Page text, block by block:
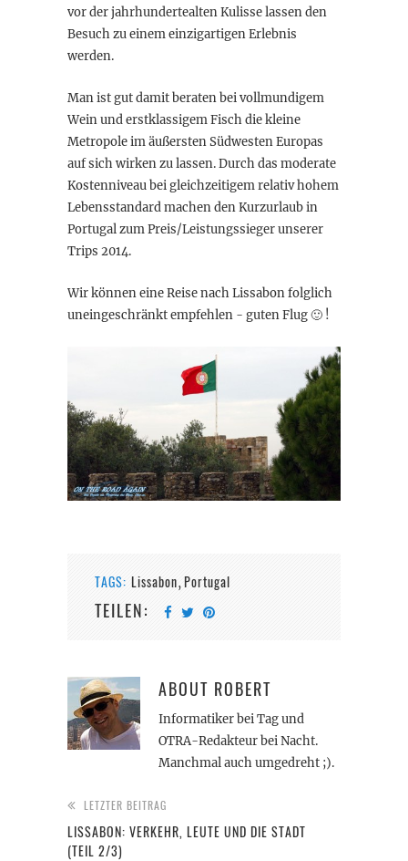
vor der jahrhundertealten Kulisse lassen den
Besuch zu einem einzigartigen Erlebnis
werden.
Man ist gut damit beraten bei vollmundigem
Wein und erstklassigem Fisch die kleine
Metropole im äußersten Südwesten Europas
auf sich wirken zu lassen. Durch das moderate
Kostenniveau bei gleichzeitigem relativ hohem
Lebensstandard machen den Kurzurlaub in
Portugal zum Preis/Leistungssieger unserer
Trips 2014.
Wir können eine Reise nach Lissabon folglich
uneingeschränkt empfehlen - guten Flug 🙂 !
TAGS: Lissabon,Portugal
TEILEN:
ABOUT ROBERT
Informatiker bei Tag und
OTRA-Redakteur bei Nacht.
Manchmal auch umgedreht ;).
LETZTER BEITRAG
LISSABON: VERKEHR, LEUTE UND DIE STADT
(TEIL 2/3)